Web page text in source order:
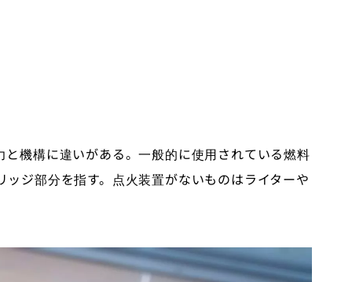
機構に違いがある。一般的に使用されている燃料
ジ部分を指す。点火装置がないものはライターや